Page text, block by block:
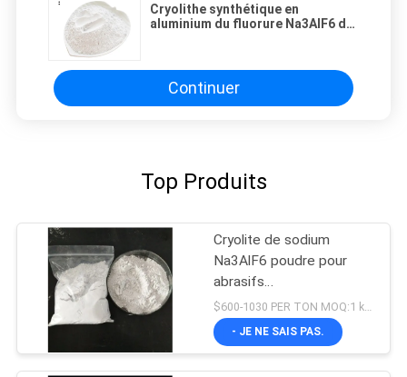
Cryolithe synthétique en
aluminium du fluorure Na3AlF6 de
Continuer
Top Produits
Cryolite de sodium
Na3AlF6 poudre pour
abrasifs
Hexafluoroaluminate de
sodium
- JE NE SAIS PAS.